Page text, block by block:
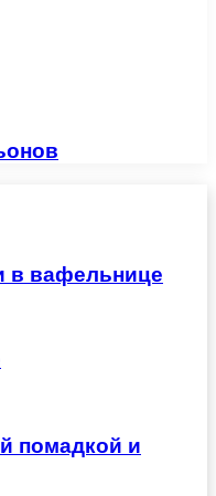
в вафельнице
помадкой и